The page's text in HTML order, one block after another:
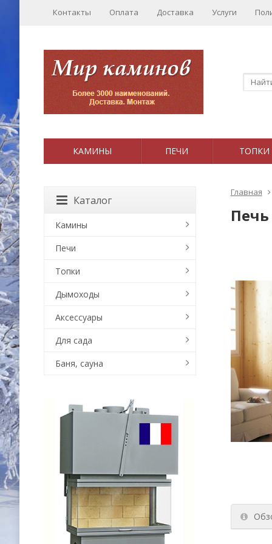
Контакты Оплата Доставка Услуги
КАМИНЫ ПЕЧИ ТОПКИ
Главная
Каталог
Камины
Печи
Топки
Дымоходы
Аксессуары
Для сада
Баня, сауна